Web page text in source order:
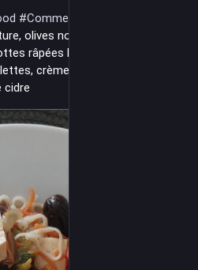
#CommeUnLundi
olives noires, tomate, poivron
râpées lactofermentées,
crème de riz, tamari, garam
cidre